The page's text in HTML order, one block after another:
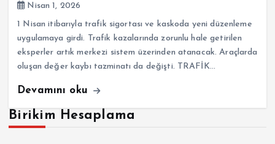
Nisan 1, 2026
1 Nisan itibarıyla trafik sigortası ve kaskoda yeni düzenleme
uygulamaya girdi. Trafik kazalarında zorunlu hale getirilen
eksperler artık merkezi sistem üzerinden atanacak. Araçlarda
oluşan değer kaybı tazminatı da değişti. TRAFİK…
Devamını oku
Birikim Hesaplama